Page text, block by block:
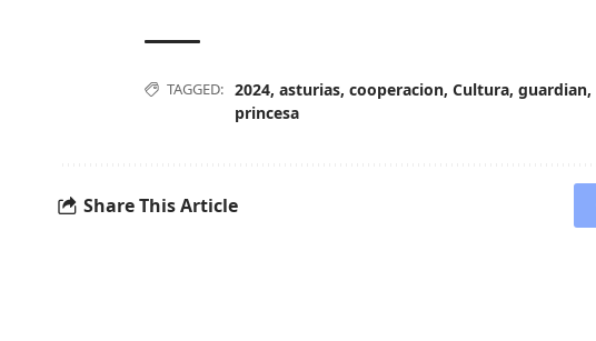
TAGGED: 2024, asturias, cooperacion, Cultura, guardian,
princesa
Share This Article